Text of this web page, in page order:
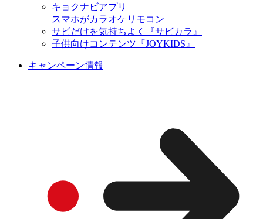
キョクナビアプリ
スマホがカラオケリモコン
サビだけを気持ちよく『サビカラ』
子供向けコンテンツ『JOYKIDS』
キャンペーン情報